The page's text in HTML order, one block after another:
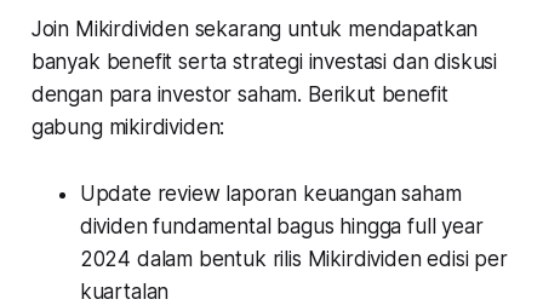
Join Mikirdividen sekarang untuk mendapatkan
banyak benefit serta strategi investasi dan diskusi
dengan para investor saham. Berikut benefit
gabung mikirdividen:
Update review laporan keuangan saham
dividen fundamental bagus hingga full year
2024 dalam bentuk rilis Mikirdividen edisi per
kuartalan